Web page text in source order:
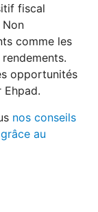
fiscal
Non
comme les
opportunités
Ehpad.
nos conseils
au